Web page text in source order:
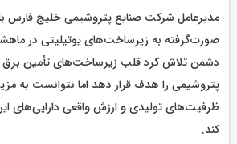
مدیرعامل شرکت صنایع پتروشیمی خلیج فارس
صورت‌گرفته به زیرساخت‌های یوتیلیتی در
دشمن تلاش کرد قلب زیرساخت‌های تأمین
پتروشیمی را هدف قرار دهد اما نتوانست به
ظرفیت‌های تولیدی و ارزش واقعی دارایی‌های
کند.